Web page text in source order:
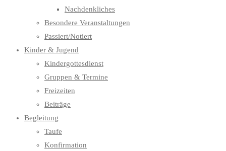
Nachdenkliches
Besondere Veranstaltungen
Passiert/Notiert
Kinder & Jugend
Kindergottesdienst
Gruppen & Termine
Freizeiten
Beiträge
Begleitung
Taufe
Konfirmation